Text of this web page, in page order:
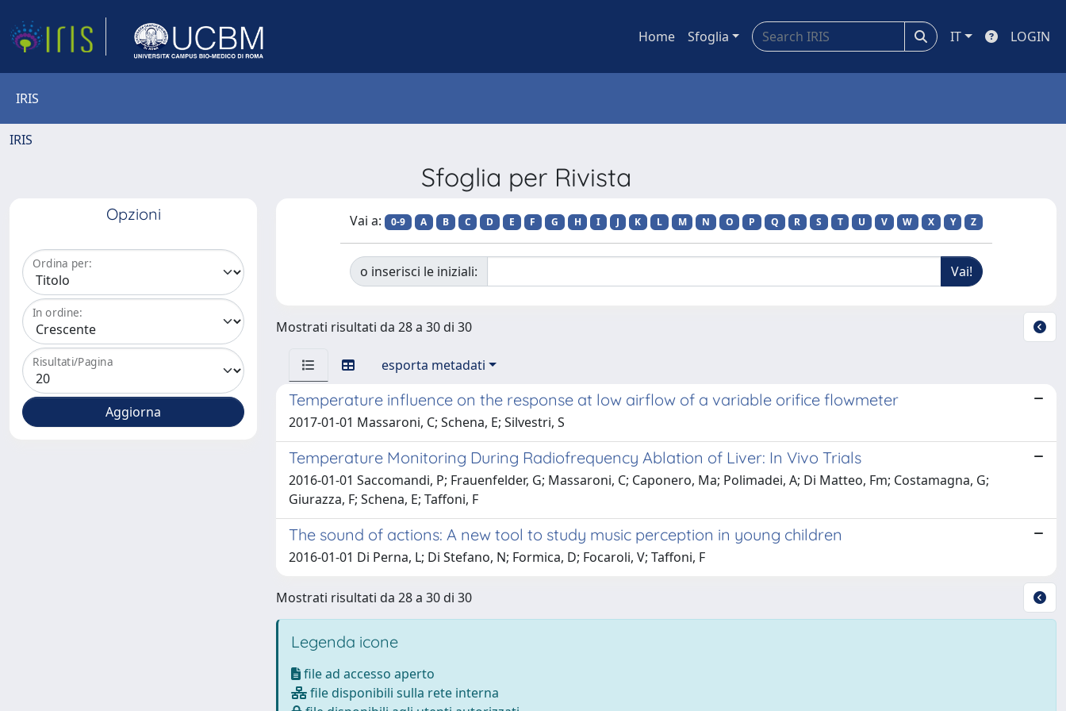
Home Sfoglia IT LOGIN
IRIS
IRIS
Sfoglia per Rivista
Opzioni
Ordina per:
In ordine:
Risultati/Pagina
Vai a: 0-9 A B C D E F G H I J K L M N O P Q R S T U V W X Y Z
o inserisci le iniziali:
Mostrati risultati da 28 a 30 di 30
esporta metadati
Temperature influence on the response at low airflow of a variable orifice flowmeter
2017-01-01 Massaroni, C; Schena, E; Silvestri, S
Temperature Monitoring During Radiofrequency Ablation of Liver: In Vivo Trials
2016-01-01 Saccomandi, P; Frauenfelder, G; Massaroni, C; Caponero, Ma; Polimadei, A; Di Matteo, Fm; Costamagna, G;
Giurazza, F; Schena, E; Taffoni, F
The sound of actions: A new tool to study music perception in young children
2016-01-01 Di Perna, L; Di Stefano, N; Formica, D; Focaroli, V; Taffoni, F
Mostrati risultati da 28 a 30 di 30
Legenda icone
file ad accesso aperto
file disponibili sulla rete interna